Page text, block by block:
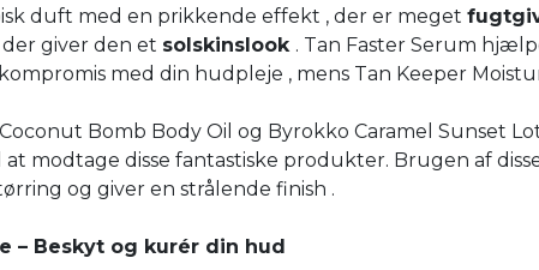
duft med en prikkende effekt , der er meget
giver den et solskinslook . Tan Faster Serum
med din hudpleje , mens Tan Keeper
Coconut Bomb Body Oil og Byrokko Caramel Sunset
modtage disse fantastiske produkter. Brugen af
og giver en strålende finish .
– Beskyt og kurér din hud